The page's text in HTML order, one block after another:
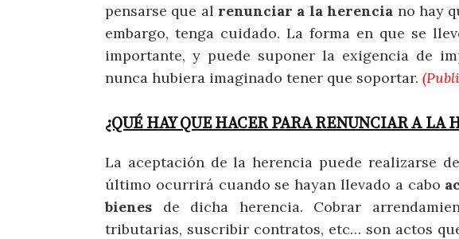
pensarse que al renunciar a la herencia no hay
embargo, tenga cuidado. La forma en que se
importante, y puede suponer la exigencia de
nunca hubiera imaginado tener que soportar. (
¿QUÉ HAY QUE HACER PARA RENUNCIAR A LA
La aceptación de la herencia puede realizarse
último ocurrirá cuando se hayan llevado a cabo
bienes de dicha herencia. Cobrar
tributarias, suscribir contratos, etc… son actos